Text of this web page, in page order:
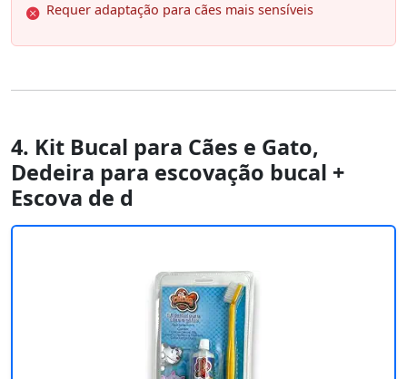
Requer adaptação para cães mais sensíveis
4. Kit Bucal para Cães e Gato,
Dedeira para escovação bucal +
Escova de d